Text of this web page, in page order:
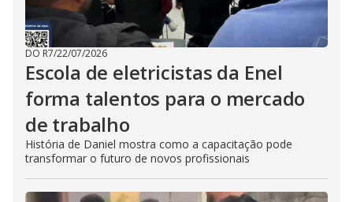
DO R7/22/07/2026
Escola de eletricistas da Enel
forma talentos para o mercado
de trabalho
História de Daniel mostra como a capacitação pode
transformar o futuro de novos profissionais